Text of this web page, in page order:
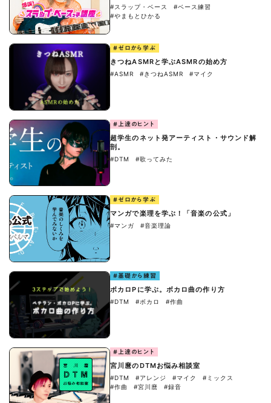
#スラップ・ベース
#ベース練習
#やまもとひかる
#ゼロから学ぶ
きつねASMRと学ぶASMRの始め方
#ASMR #きつねASMR #マイク
#上達のヒント
超学生のネット発アーティスト・サウンド解
剖。
#DTM #歌ってみた
#ゼロから学ぶ
マンガで楽理を学ぶ！「音楽の公式」
#マンガ #音楽理論
#基礎から練習
ボカロPに学ぶ。ボカロ曲の作り方
#DTM #ボカロ #作曲
#上達のヒント
宮川麿のDTMお悩み相談室
#DTM #アレンジ #マイク
#ミックス
#作曲
#宮川麿 #録音